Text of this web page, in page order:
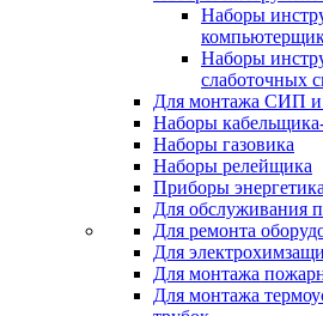
Наборы
Наборы
слаботочных
Для монтажа СИП
Наборы
Наборы газовика
Наборы релейщика
Приборы энергетика
Для обслуживания
Для ремонта
Для
Для монтажа
Для монтажа